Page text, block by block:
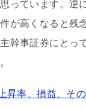
っています。逆
が高くなると残
幹事証券にとっ
昇率、損益、そ